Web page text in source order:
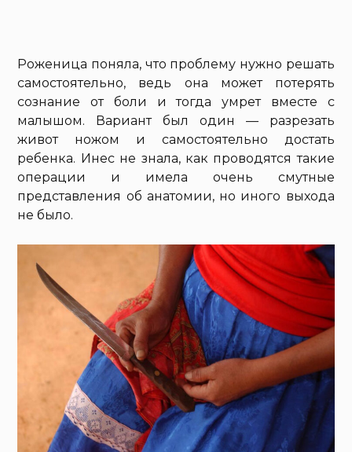
Роженица поняла, что проблему нужно решать
самостоятельно, ведь она может потерять
сознание от боли и тогда умрет вместе с
малышом. Вариант был один — разрезать
живот ножом и самостоятельно достать
ребенка. Инес не знала, как проводятся такие
операции и имела очень смутные
представления об анатомии, но иного выхода
не было.